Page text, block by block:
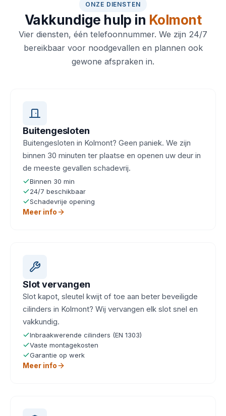
ONZE DIENSTEN
Vakkundige hulp in Kolmont
Vier diensten, één telefoonnummer. We zijn 24/7
bereikbaar voor noodgevallen en plannen ook
gewone afspraken in.
Buitengesloten
Buitengesloten in Kolmont? Geen paniek. We zijn
binnen 30 minuten ter plaatse en openen uw deur in
de meeste gevallen schadevrij.
Binnen 30 min
24/7 beschikbaar
Schadevrije opening
Meer info
Slot vervangen
Slot kapot, sleutel kwijt of toe aan beter beveiligde
cilinders in Kolmont? Wij vervangen elk slot snel en
vakkundig.
Inbraakwerende cilinders (EN 1303)
Vaste montagekosten
Garantie op werk
Meer info